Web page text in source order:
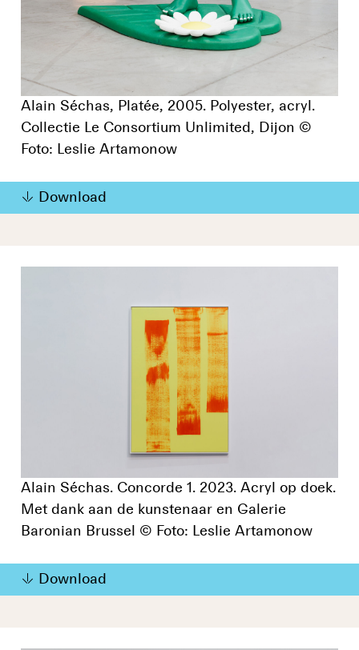
Alain Séchas, Platée, 2005. Polyester, acryl.
Collectie Le Consortium Unlimited, Dijon ©
Foto: Leslie Artamonow
Download
Alain Séchas. Concorde 1. 2023. Acryl op doek.
Met dank aan de kunstenaar en Galerie
Baronian Brussel © Foto: Leslie Artamonow
Download